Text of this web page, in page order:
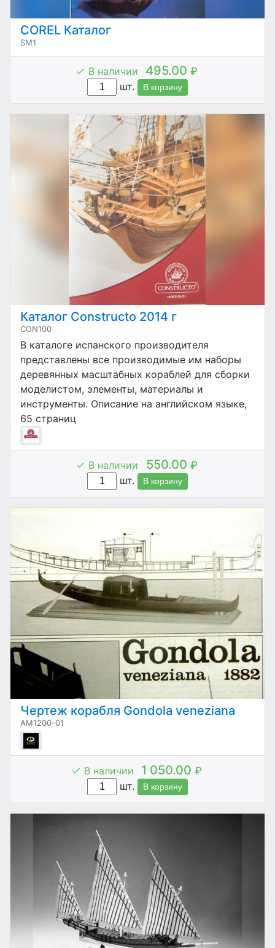
COREL Каталог
SM1
В наличии 495.00 ₽
шт.
В корзину
Каталог Constructo 2014 г
CON100
В каталоге испанского производителя
представлены все производимые им наборы
деревянных масштабных кораблей для сборки
моделистом, элементы, материалы и
инструменты. Описание на английском языке,
65 страниц
В наличии 550.00 ₽
шт.
В корзину
Чертеж корабля Gondola veneziana
AM1200-01
В наличии 1 050.00 ₽
шт.
В корзину